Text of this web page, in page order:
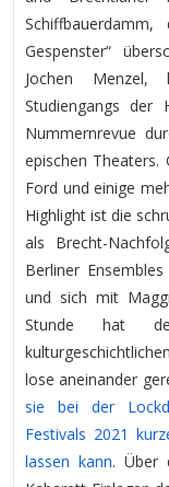
Gespenster“
Jochen Menzel,
Studiengangs der
Nummernrevue
epischen
Ford und einige
Highlight ist die
als Brecht-
Berliner
und sich mit
Stunde hat
lose aneinander
sie bei der
Festivals 2021
lassen kann. Über